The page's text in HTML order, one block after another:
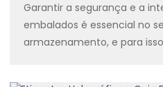
Garantir a segurança e a
embalados é essencial no
armazenamento, e para